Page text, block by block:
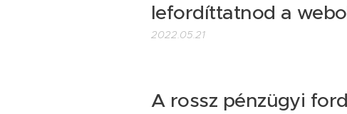
lefordíttatnod a
2022.05.21
A rossz pénzügyi